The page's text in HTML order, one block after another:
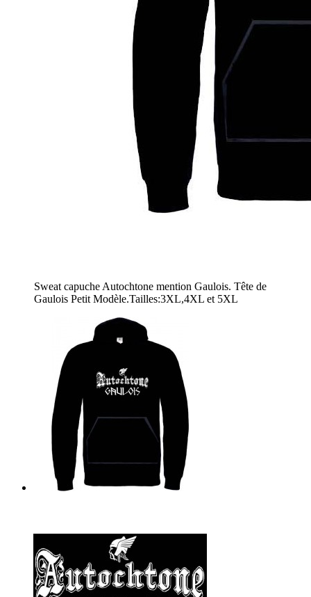
Sweat capuche Autochtone mention Gaulois. Tête de
Gaulois Petit Modèle.Tailles:3XL,4XL et 5XL